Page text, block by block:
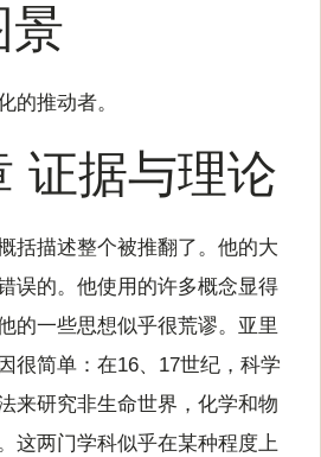
景
的推动者。
证据与理论
括描述整个被推翻了。他的大
误的。他使用的许多概念显得
的一些思想似乎很荒谬。亚里
很简单：在16、17世纪，科学
来研究非生命世界，化学和物
这两门学科似乎在某种程度上